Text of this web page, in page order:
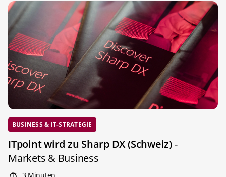
BUSINESS & IT-STRATEGIE
ITpoint wird zu Sharp DX (Schweiz)-
Markets & Business